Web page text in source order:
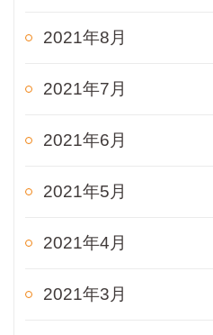
2021年8月
2021年7月
2021年6月
2021年5月
2021年4月
2021年3月